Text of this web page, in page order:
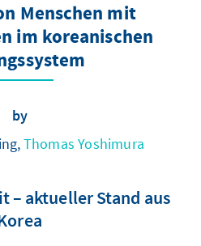
Menschen mit
im koreanischen
by
Thomas Yoshimura
– aktueller Stand aus